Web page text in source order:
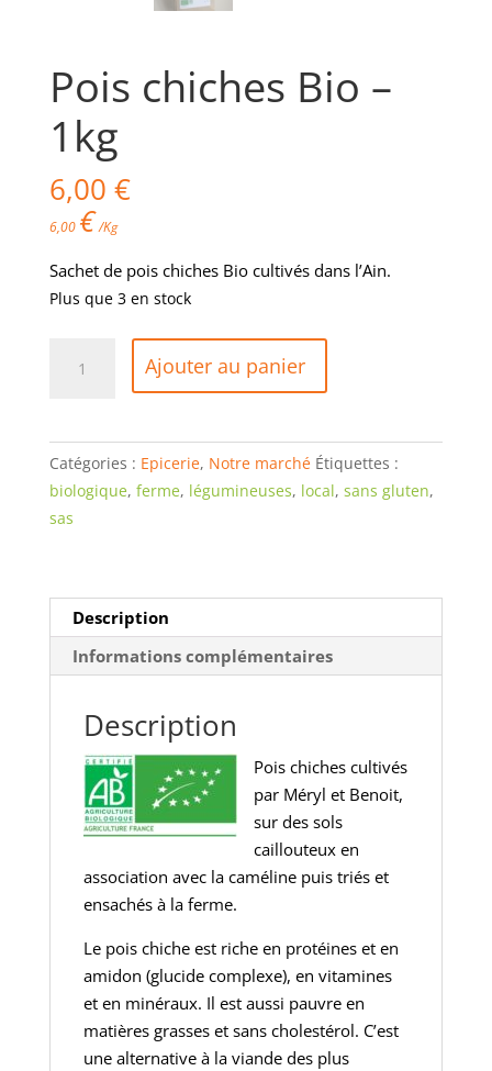
Pois chiches Bio –
1kg
6,00 €
6,00 € /Kg
Sachet de pois chiches Bio cultivés dans l’Ain.
Plus que 3 en stock
Bio
-
1kg
Ajouter au panier
Catégories : Epicerie, Notre marché Étiquettes :
biologique, ferme, légumineuses, local, sans gluten,
sas
Description
Informations complémentaires
Description
Pois chiches cultivés
par Méryl et Benoit,
sur des sols
caillouteux en
association avec la caméline puis triés et
ensachés à la ferme.
Le pois chiche est riche en protéines et en
amidon (glucide complexe), en vitamines
et en minéraux. Il est aussi pauvre en
matières grasses et sans cholestérol. C’est
une alternative à la viande des plus